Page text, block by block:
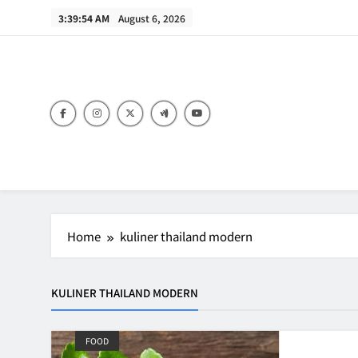
3:39:54 AM August 6, 2026
Home kuliner thailand modern
KULINER THAILAND MODERN
FOOD